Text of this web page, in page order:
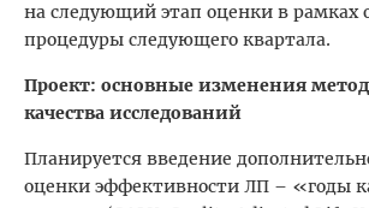
на следующий этап оценки в рамках
процедуры следующего квартала.
Проект: основные изменения
качества исследований
Планируется введение
оценки эффективности ЛП – «годы